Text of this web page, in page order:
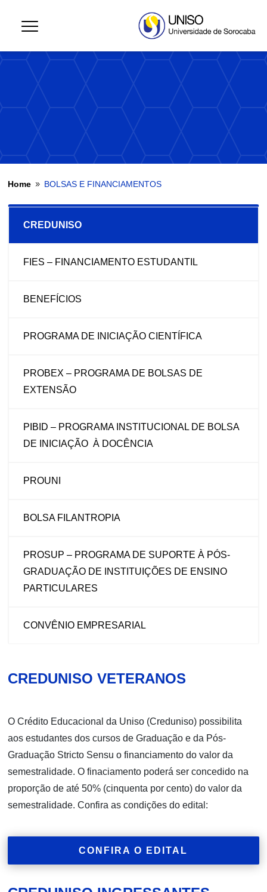
Home 9 BOLSAS E FINANCIAMENTOS
CREDUNISO
FIES – FINANCIAMENTO ESTUDANTIL
BENEFÍCIOS
PROGRAMA DE INICIAÇÃO CIENTÍFICA
PROBEX – PROGRAMA DE BOLSAS DE
EXTENSÃO
PIBID – PROGRAMA INSTITUCIONAL DE BOLSA
DE INICIAÇÃO À DOCÊNCIA
PROUNI
BOLSA FILANTROPIA
PROSUP – PROGRAMA DE SUPORTE À PÓS-
GRADUAÇÃO DE INSTITUIÇÕES DE ENSINO
PARTICULARES
CONVÊNIO EMPRESARIAL
CREDUNISO VETERANOS
O Crédito Educacional da Uniso (Creduniso) possibilita
aos estudantes dos cursos de Graduação e da Pós-
Graduação Stricto Sensu o financiamento do valor da
semestralidade. O finaciamento poderá ser concedido na
proporção de até 50% (cinquenta por cento) do valor da
semestralidade. Confira as condições do edital:
CONFIRA O EDITAL